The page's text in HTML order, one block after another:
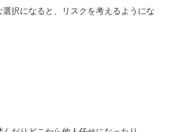
択になると、リスクを考えるようにな